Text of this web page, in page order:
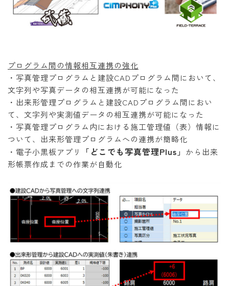
プログラム間の情報相互連携の強化
・写真管理プログラムと建設CADプログラム間において、
文字列や写真データの相互連携が可能になった
・出来形管理プログラムと建設CADプログラム間におい
て、文字列や実測値データの相互連携が可能になった
・写真管理プログラム内における施工管理値（表）情報に
ついて、出来形管理プログラムへの連携が簡略化
・電子小黒板アプリ
「どこでも写真管理Plus」 から出来
形帳票作成までの作業が自動化